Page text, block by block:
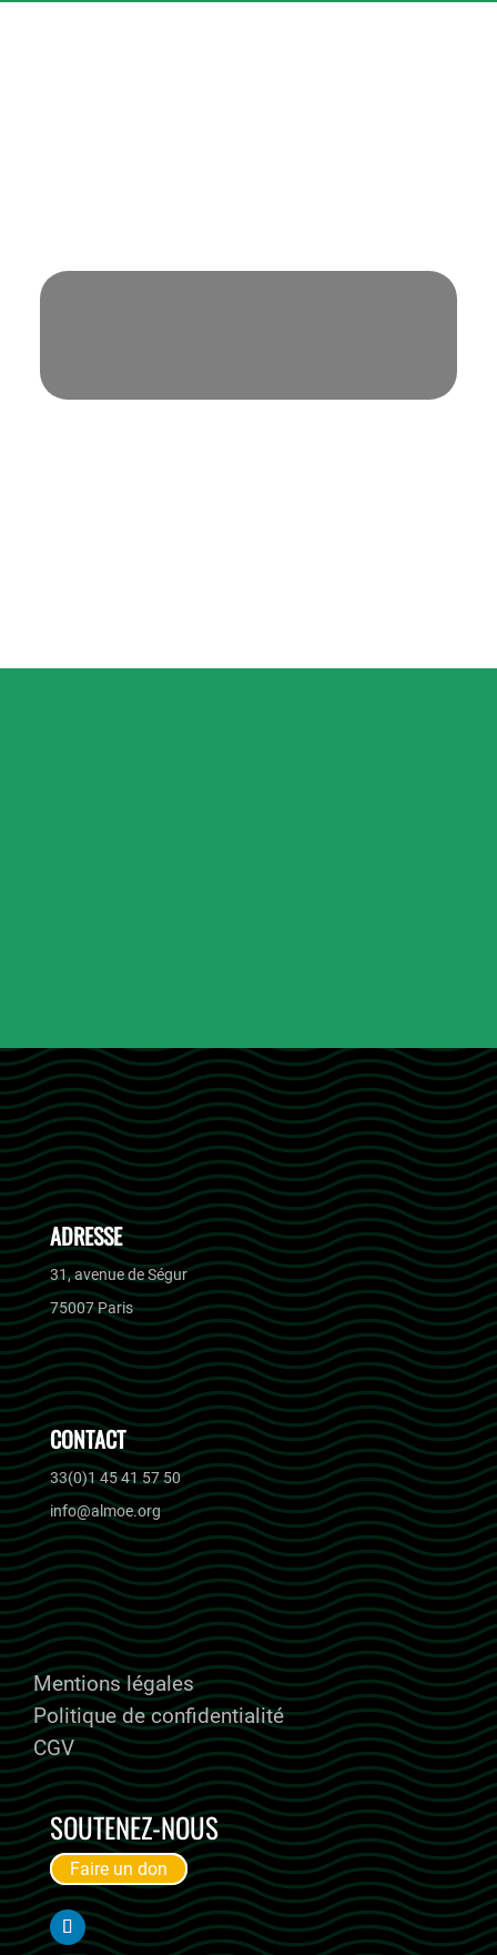
ADRESSE
31, avenue de Ségur
75007 Paris
CONTACT
33(0)1 45 41 57 50
info@almoe.org
ALMOE RECRUTE
Mentions légales
Politique de confidentialité
CGV
SOUTENEZ-NOUS
Faire un don